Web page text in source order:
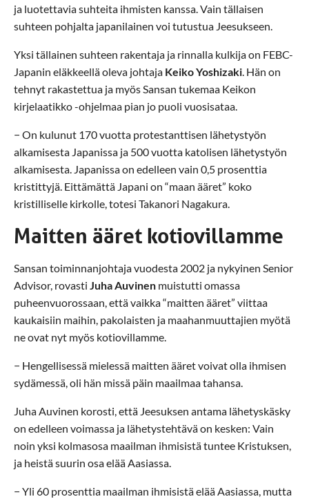
ja luotettavia suhteita ihmisten kanssa. Vain tällaisen
suhteen pohjalta japanilainen voi tutustua Jeesukseen.
Yksi tällainen suhteen rakentaja ja rinnalla kulkija on FEBC-
Japanin eläkkeellä oleva johtaja Keiko Yoshizaki. Hän on
tehnyt rakastettua ja myös Sansan tukemaa Keikon
kirjelaatikko -ohjelmaa pian jo puoli vuosisataa.
− On kulunut 170 vuotta protestanttisen lähetystyön
alkamisesta Japanissa ja 500 vuotta katolisen lähetystyön
alkamisesta. Japanissa on edelleen vain 0,5 prosenttia
kristittyjä. Eittämättä Japani on “maan ääret” koko
kristilliselle kirkolle, totesi Takanori Nagakura.
Maitten ääret kotiovillamme
Sansan toiminnanjohtaja vuodesta 2002 ja nykyinen Senior
Advisor, rovasti Juha Auvinen muistutti omassa
puheenvuorossaan, että vaikka “maitten ääret” viittaa
kaukaisiin maihin, pakolaisten ja maahanmuuttajien myötä
ne ovat nyt myös kotiovillamme.
− Hengellisessä mielessä maitten ääret voivat olla ihmisen
sydämessä, oli hän missä päin maailmaa tahansa.
Juha Auvinen korosti, että Jeesuksen antama lähetyskäsky
on edelleen voimassa ja lähetystehtävä on kesken: Vain
noin yksi kolmasosa maailman ihmisistä tuntee Kristuksen,
ja heistä suurin osa elää Aasiassa.
− Yli 60 prosenttia maailman ihmisistä elää Aasiassa, mutta